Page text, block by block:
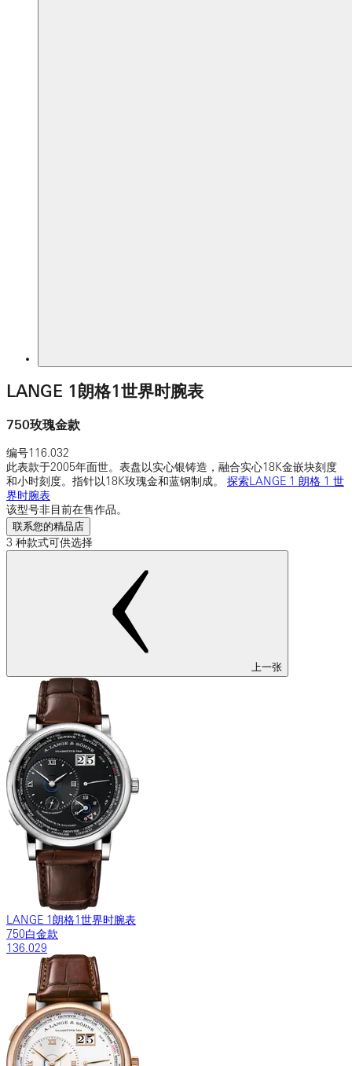
LANGE 1朗格1世界时腕表
750玫瑰金款
编号116.032
此表款于2005年面世。表盘以实心银铸造，融合实心18K金嵌块刻度
和小时刻度。指针以18K玫瑰金和蓝钢制成。 探索LANGE 1 朗格 1 世
界时腕表
该型号非目前在售作品。
联系您的精品店
3 种款式可供选择
上一张
LANGE 1朗格1世界时腕表
750白金款
136.029